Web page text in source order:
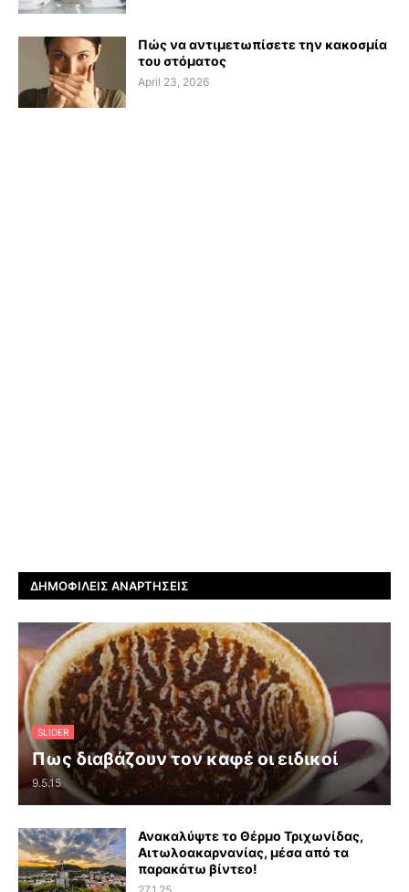
Πώς να αντιμετωπίσετε την κακοσμία
του στόματος
April 23, 2026
ΔΗΜΟΦΙΛΕΊΣ ΑΝΑΡΤΉΣΕΙΣ
SLIDER
Πως διαβάζουν τον καφέ οι ειδικοί
9.5.15
Ανακαλύψτε το Θέρμο Τριχωνίδας,
Αιτωλοακαρνανίας, μέσα από τα
παρακάτω βίντεο!